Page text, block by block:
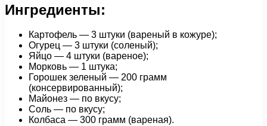
Ингредиенты:
Картофель — 3 штуки (вареный в кожуре);
Огурец — 3 штуки (соленый);
Яйцо — 4 штуки (вареное);
Морковь — 1 штука;
Горошек зеленый — 200 грамм
(консервированный);
Майонез — по вкусу;
Соль — по вкусу;
Колбаса — 300 грамм (вареная).